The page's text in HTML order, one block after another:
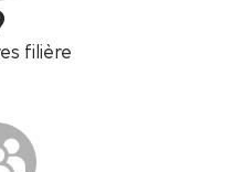
filière